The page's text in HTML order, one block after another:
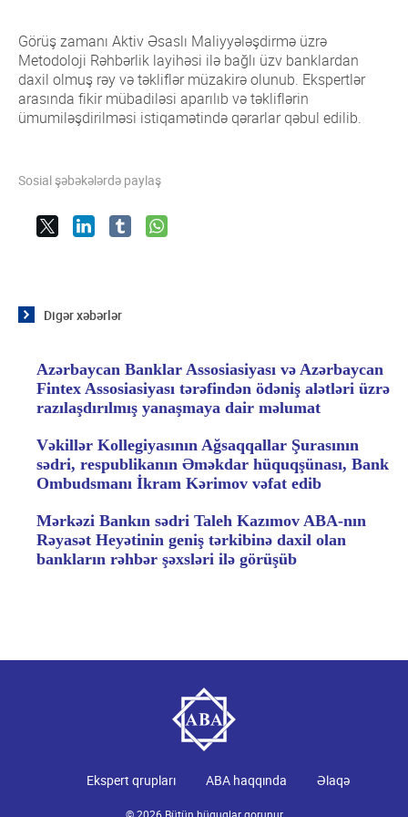
Görüş zamanı Aktiv Əsaslı Maliyyələşdirmə üzrə
Metodoloji Rəhbərlik layihəsi ilə bağlı üzv banklardan
daxil olmuş rəy və təkliflər müzakirə olunub. Ekspertlər
arasında fikir mübadiləsi aparılıb və təkliflərin
ümumiləşdirilməsi istiqamətində qərarlar qəbul edilib.
Sosial şəbəkələrdə paylaş
Digər xəbərlər
Azərbaycan Banklar Assosiasiyası və Azərbaycan
Fintex Assosiasiyası tərəfindən ödəniş alətləri üzrə
razılaşdırılmış yanaşmaya dair məlumat
Vəkillər Kollegiyasının Ağsaqqallar Şurasının
sədri, respublikanın Əməkdar hüquqşünası, Bank
Ombudsmanı İkram Kərimov vəfat edib
Mərkəzi Bankın sədri Taleh Kazımov ABA-nın
Rəyasət Heyətinin geniş tərkibinə daxil olan
bankların rəhbər şəxsləri ilə görüşüb
Ekspert qrupları ABA haqqında Əlaqə
Qrupun üzvləri
əməliyyatlarına qarşı mübarizə
Ümumi məlumat
Qrupun üzvləri
ESİ və Dayanıqlı bankçılıq
Data və Süni intellekt üzrə Ekspert Qrupu